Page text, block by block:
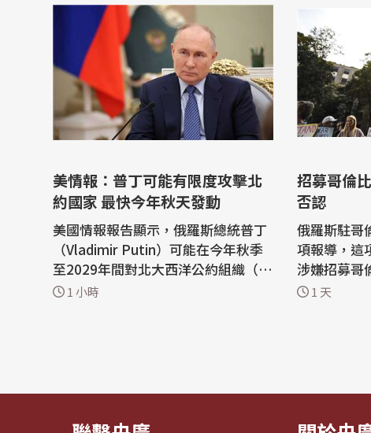
美情報：普丁可能有限度攻擊北
約國家 最快今年秋天發動
美國情報報告顯示，俄羅斯總統普丁
（Vladimir Putin）可能在今年秋季
至2029年間對北大西洋公約組織（N
ATO）成員國發動有限度攻擊，以試
1 小時
招募哥倫
否認
俄羅斯駐哥
項報導，這
涉嫌招募哥
克蘭作戰的網絡有
1 天